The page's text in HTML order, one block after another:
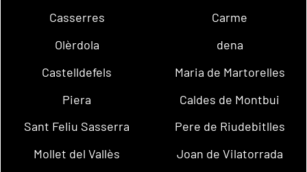
Casserres
Carme
Olèrdola
dena
Castelldefels
Maria de Martorelles
Piera
Caldes de Montbui
Sant Feliu Sasserra
Pere de Riudebitlles
Mollet del Vallès
Joan de Vilatorrada